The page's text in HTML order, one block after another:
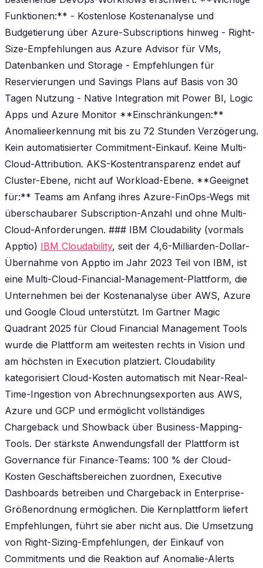
Funktionen:** - Kostenlose Kostenanalyse und
Budgetierung über Azure-Subscriptions hinweg - Right-
Size-Empfehlungen aus Azure Advisor für VMs,
Datenbanken und Storage - Empfehlungen für
Reservierungen und Savings Plans auf Basis von 30
Tagen Nutzung - Native Integration mit Power BI, Logic
Apps und Azure Monitor **Einschränkungen:**
Anomalieerkennung mit bis zu 72 Stunden Verzögerung.
Kein automatisierter Commitment-Einkauf. Keine Multi-
Cloud-Attribution. AKS-Kostentransparenz endet auf
Cluster-Ebene, nicht auf Workload-Ebene. **Geeignet
für:** Teams am Anfang ihres Azure-FinOps-Wegs mit
überschaubarer Subscription-Anzahl und ohne Multi-
Cloud-Anforderungen. ### IBM Cloudability (vormals
Apptio) IBM Cloudability, seit der 4,6-Milliarden-Dollar-
Übernahme von Apptio im Jahr 2023 Teil von IBM, ist
eine Multi-Cloud-Financial-Management-Plattform, die
Unternehmen bei der Kostenanalyse über AWS, Azure
und Google Cloud unterstützt. Im Gartner Magic
Quadrant 2025 für Cloud Financial Management Tools
wurde die Plattform am weitesten rechts in Vision und
am höchsten in Execution platziert. Cloudability
kategorisiert Cloud-Kosten automatisch mit Near-Real-
Time-Ingestion von Abrechnungsexporten aus AWS,
Azure und GCP und ermöglicht vollständiges
Chargeback und Showback über Business-Mapping-
Tools. Der stärkste Anwendungsfall der Plattform ist
Governance für Finance-Teams: 100 % der Cloud-
Kosten Geschäftsbereichen zuordnen, Executive
Dashboards betreiben und Chargeback in Enterprise-
Größenordnung ermöglichen. Die Kernplattform liefert
Empfehlungen, führt sie aber nicht aus. Die Umsetzung
von Right-Sizing-Empfehlungen, der Einkauf von
Commitments und die Reaktion auf Anomalie-Alerts